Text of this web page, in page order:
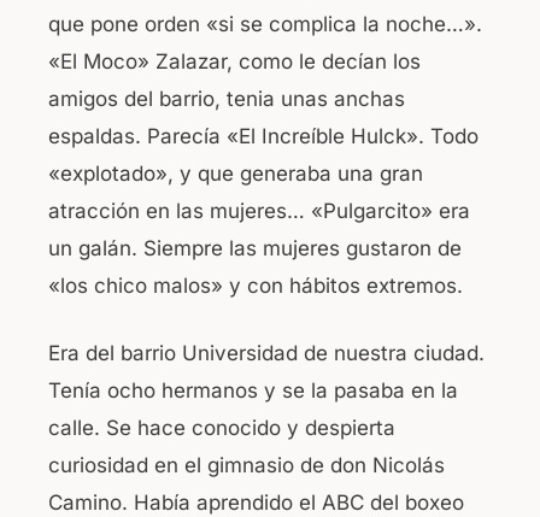
que pone orden «si se complica la noche…».
«El Moco» Zalazar, como le decían los
amigos del barrio, tenia unas anchas
espaldas. Parecía «El Increíble Hulck». Todo
«explotado», y que generaba una gran
atracción en las mujeres… «Pulgarcito» era
un galán. Siempre las mujeres gustaron de
«los chico malos» y con hábitos extremos.
Era del barrio Universidad de nuestra ciudad.
Tenía ocho hermanos y se la pasaba en la
calle. Se hace conocido y despierta
curiosidad en el gimnasio de don Nicolás
Camino. Había aprendido el ABC del boxeo